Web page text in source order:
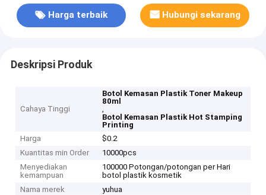
Harga terbaik Hubungi sekarang
Deskripsi Produk
Cahaya Tinggi
Botol Kemasan Plastik Toner Makeup
80ml
,
Botol Kemasan Plastik Hot Stamping
Printing
Harga
$0.2
Kuantitas min Order
10000pcs
Menyediakan
kemampuan
100000 Potongan/potongan per Hari
botol plastik kosmetik
Nama merek
yuhua